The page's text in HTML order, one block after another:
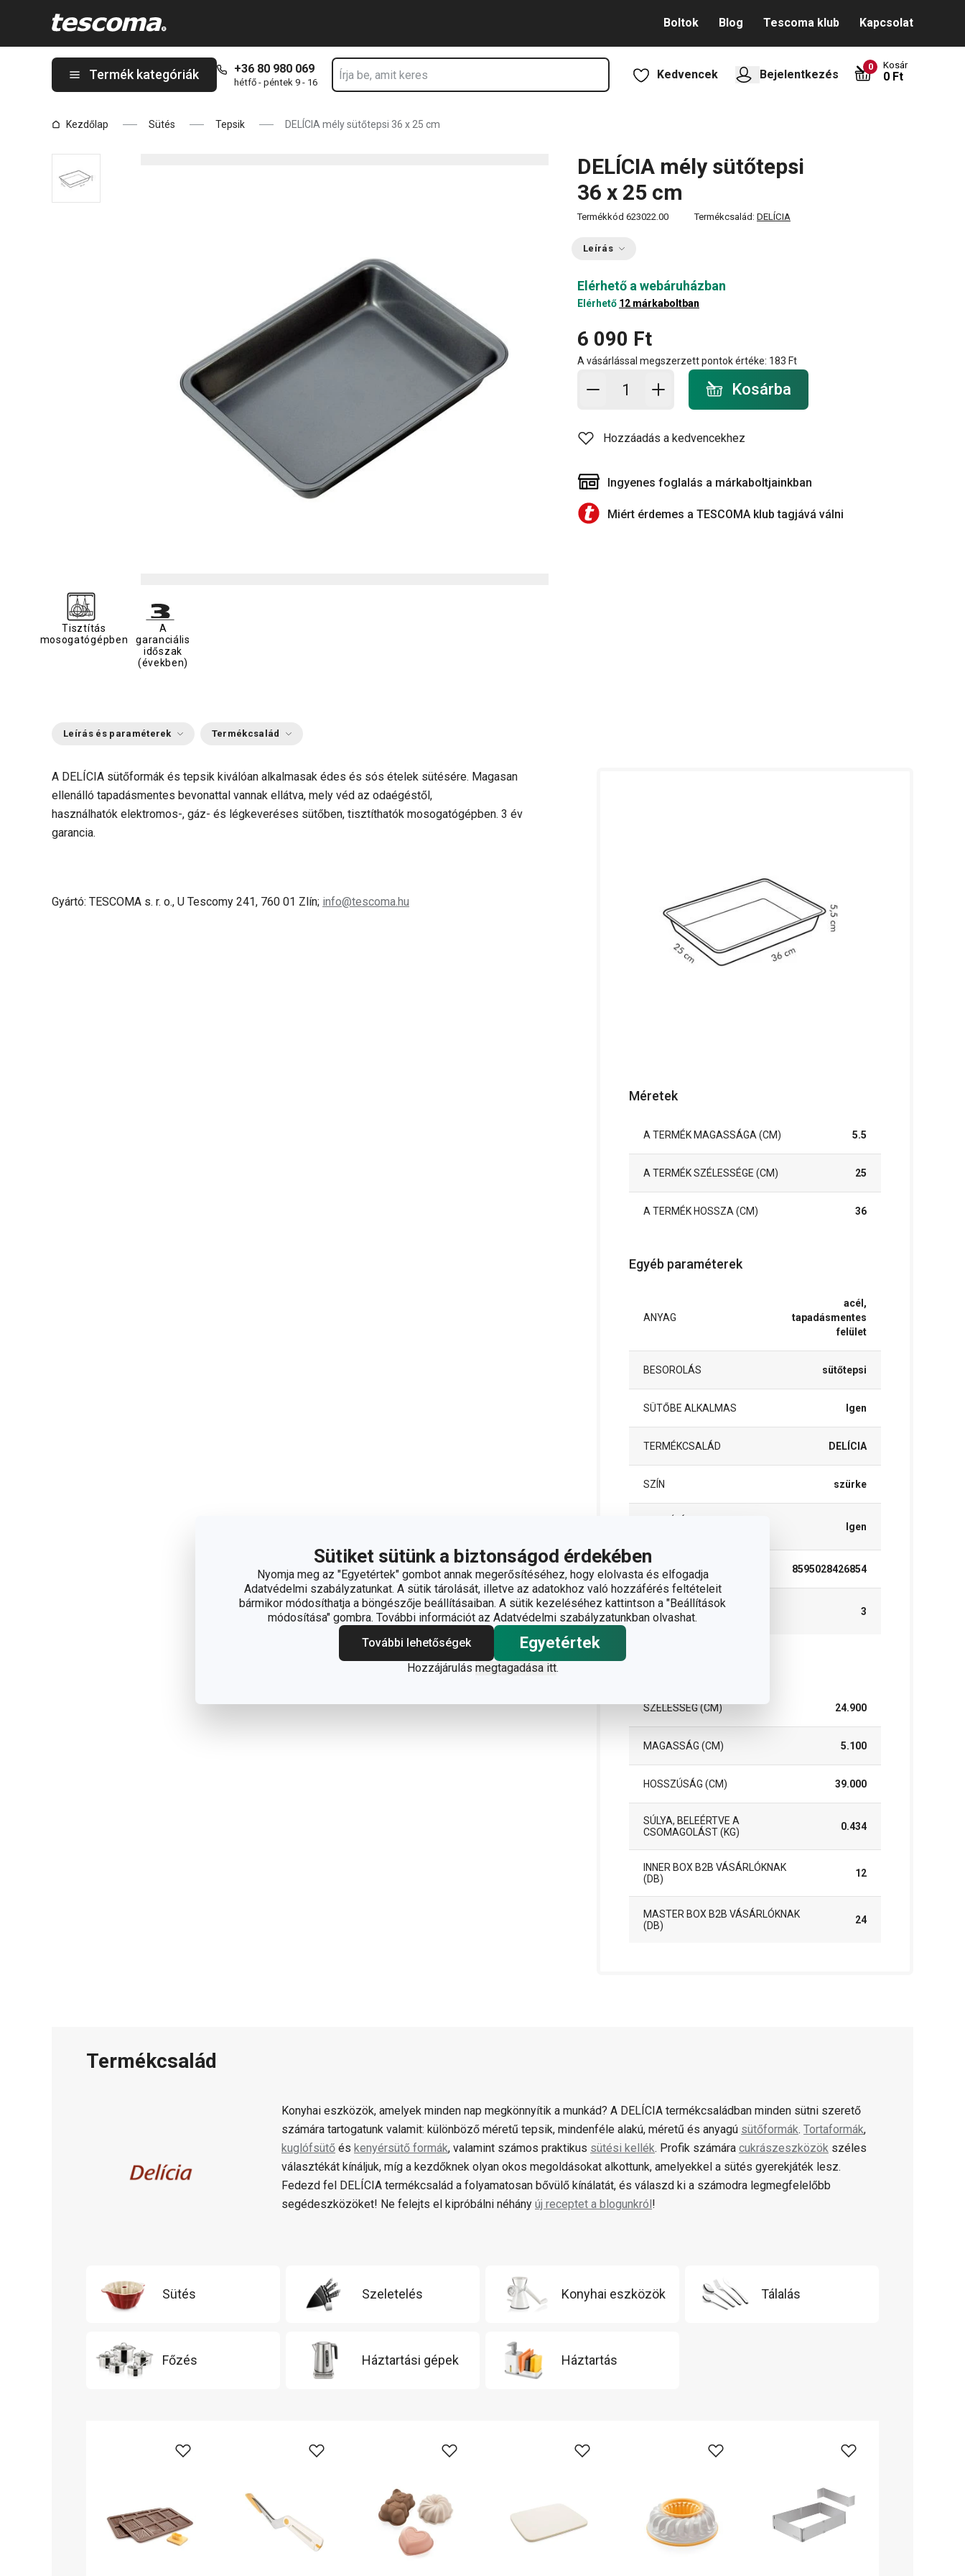
Sütiket sütünk a biztonságod érdekében
Nyomja meg az "Egyetértek" gombot annak megerősítéséhez, hogy elolvasta és elfogadja
Adatvédelmi szabályzatunkat. A sütik tárolását, illetve az adatokhoz való hozzáférés feltételeit
bármikor módosíthatja a böngészője beállításaiban. A sütik kezeléséhez kattintson a "Beállítások
módosítása" gombra. További információt az Adatvédelmi szabályzatunkban olvashat.
További lehetőségek
Egyetértek
Hozzájárulás megtagadása itt.
Boltok Blog Tescoma klub Kapcsolat
Termék kategóriák +36 80 980 069
hétfő - péntek 9 - 16
Kedvencek Bejelentkezés
0 Kosár
0 Ft
Kezdőlap Sütés Tepsik DELÍCIA mély sütőtepsi 36 x 25 cm
DELÍCIA mély sütőtepsi
36 x 25 cm
Termékkód 623022.00 Termékcsalád: DELÍCIA
Leírás
Elérhető a webáruházban
Elérhető 12 márkaboltban
6 090 Ft
A vásárlással megszerzett pontok értéke: 183 Ft
Kosárba - mennyiség
Kosárba
Hozzáadás a kedvencekhez
Ingyenes foglalás a márkaboltjainkban
Miért érdemes a TESCOMA klub tagjává válni
Tisztítás
mosogatógépben
A
garanciális
időszak
(években)
Leírás és paraméterek Termékcsalád
A DELÍCIA sütőformák és tepsik kiválóan alkalmasak édes és sós ételek sütésére. Magasan
ellenálló tapadásmentes bevonattal vannak ellátva, mely véd az odaégéstől,
használhatók elektromos-, gáz- és légkeveréses sütőben, tisztíthatók mosogatógépben. 3 év
garancia.
Gyártó: TESCOMA s. r. o., U Tescomy 241, 760 01 Zlín; info@tescoma.hu
Méretek
A TERMÉK MAGASSÁGA (CM) 5.5
A TERMÉK SZÉLESSÉGE (CM) 25
A TERMÉK HOSSZA (CM) 36
Egyéb paraméterek
ANYAG
acél,
tapadásmentes
felület
BESOROLÁS sütőtepsi
SÜTŐBE ALKALMAS Igen
TERMÉKCSALÁD DELÍCIA
SZÍN szürke
Igen
EAN 8595028426854
A GARANCIÁLIS
IDŐSZAK (ÉVEKBEN)
3
SZÉLESSÉG (CM) 24.900
MAGASSÁG (CM) 5.100
HOSSZÚSÁG (CM) 39.000
SÚLYA, BELEÉRTVE A
CSOMAGOLÁST (KG)
0.434
INNER BOX B2B VÁSÁRLÓKNAK
(DB)
12
MASTER BOX B2B VÁSÁRLÓKNAK
(DB)
24
Termékcsalád
Konyhai eszközök, amelyek minden nap megkönnyítik a munkád? A DELÍCIA termékcsaládban minden sütni szerető
számára tartogatunk valamit: különböző méretű tepsik, mindenféle alakú, méretű és anyagú sütőformák. Tortaformák,
kuglófsütő és kenyérsütő formák, valamint számos praktikus sütési kellék. Profik számára cukrászeszközök széles
választékát kínáljuk, míg a kezdőknek olyan okos megoldásokat alkottunk, amelyekkel a sütés gyerekjáték lesz.
Fedezd fel DELÍCIA termékcsalád a folyamatosan bővülő kínálatát, és válaszd ki a számodra legmegfelelőbb
segédeszközöket! Ne felejts el kipróbálni néhány új receptet a blogunkról!
Sütés Szeletelés Konyhai eszközök Tálalás
Főzés Háztartási gépek Háztartás